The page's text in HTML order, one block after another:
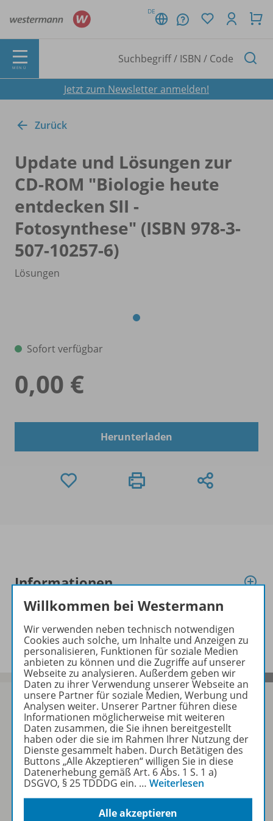
DE
MENÜ
Jetzt zum Newsletter anmelden!
Zurück
Update und Lösungen zur
CD-ROM "Biologie heute
entdecken SII -
Fotosynthese" (ISBN 978-3-
507-10257-6)
Lösungen
Sofort verfügbar
0,00 €
Herunterladen
Informationen
Beschreibung
Sofort profitieren
Zum Newsletter anmelden
Willkommen bei Westermann
Wir verwenden neben technisch notwendigen
Cookies auch solche, um Inhalte und Anzeigen zu
personalisieren, Funktionen für soziale Medien
anbieten zu können und die Zugriffe auf unserer
Webseite zu analysieren. Außerdem geben wir
Daten zu ihrer Verwendung unserer Webseite an
unsere Partner für soziale Medien, Werbung und
Analysen weiter. Unserer Partner führen diese
Informationen möglicherweise mit weiteren
Daten zusammen, die Sie ihnen bereitgestellt
haben oder die sie im Rahmen Ihrer Nutzung der
Dienste gesammelt haben. Durch Betätigen des
Buttons „Alle Akzeptieren“ willigen Sie in diese
Datenerhebung gemäß Art. 6 Abs. 1 S. 1 a)
DSGVO, § 25 TDDDG ein. … Weiterlesen
Alle akzeptieren